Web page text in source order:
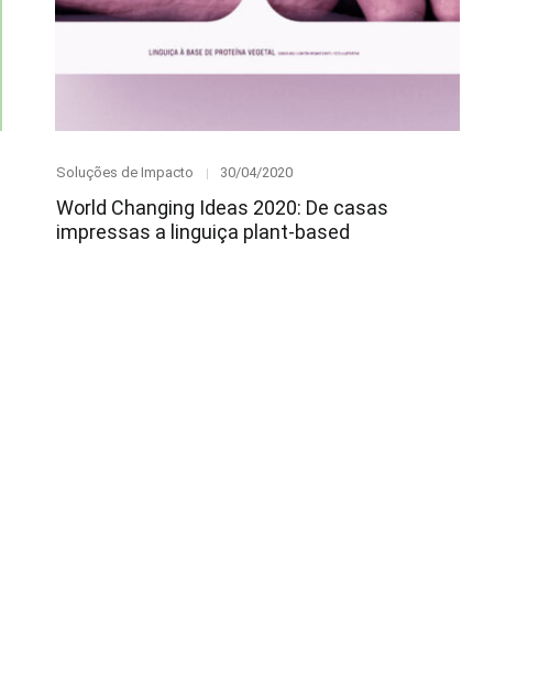
Category
Soluções de Impacto
Posted
30/04/2020
World Changing Ideas 2020: De casas
impressas a linguiça plant-based